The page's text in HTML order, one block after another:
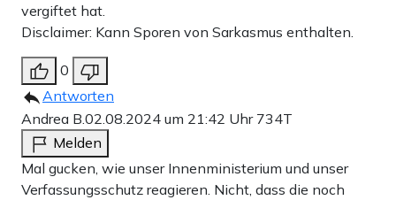
vergiftet hat.
Disclaimer: Kann Sporen von Sarkasmus enthalten.
0
Antworten
Andrea B.02.08.2024 um 21:42 Uhr 734T
Melden
Mal gucken, wie unser Innenministerium und unser
Verfassungsschutz reagieren. Nicht, dass die noch